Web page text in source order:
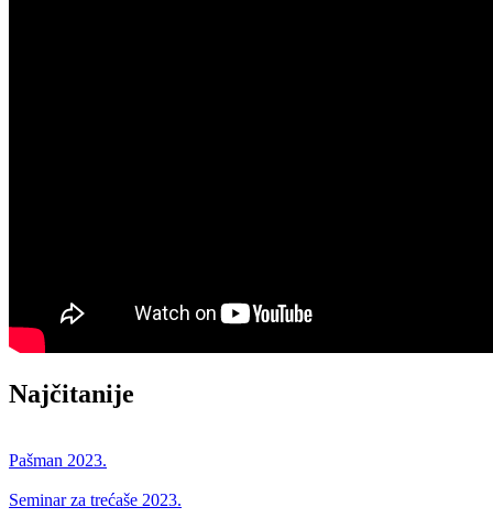
Najčitanije
Pašman 2023.
Seminar za trećaše 2023.